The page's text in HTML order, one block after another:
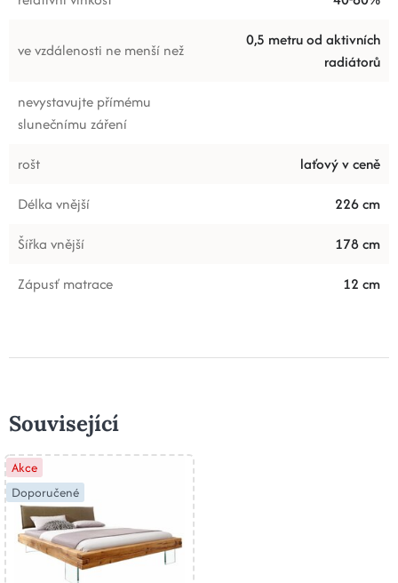
ve vzdálenosti ne menší než
0,5 metru od aktivních
radiátorů
nevystavujte přímému
slunečnímu záření
rošt
laťový v ceně
Délka vnější
226 cm
Šířka vnější
178 cm
Zápusť matrace
12 cm
Související
Akce
Doporučené